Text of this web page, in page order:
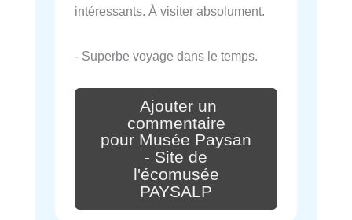
intéressants. À visiter absolument.
- Superbe voyage dans le temps.
Ajouter un
commentaire
pour Musée Paysan
- Site de
l'écomusée
PAYSALP